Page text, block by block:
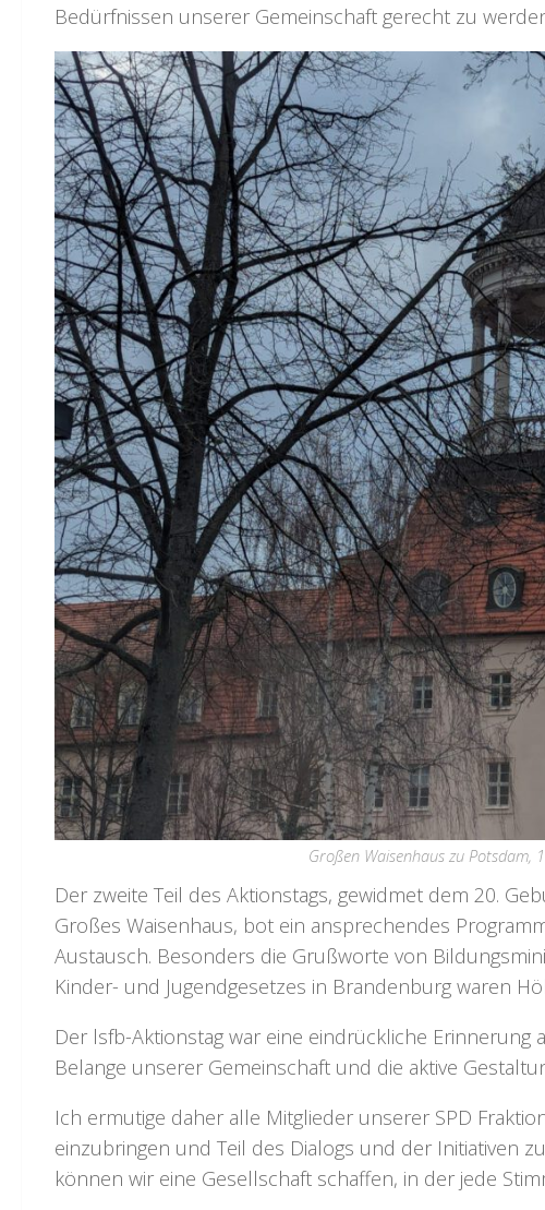
Bedürfnissen unserer Gemeinschaft gerecht zu
Großen Waisenhaus zu Potsdam,
Der zweite Teil des Aktionstags, gewidmet dem 20.
Großes Waisenhaus, bot ein ansprechendes
Austausch. Besonders die Grußworte von
Kinder- und Jugendgesetzes in Brandenburg waren
Der lsfb-Aktionstag war eine eindrückliche
Belange unserer Gemeinschaft und die aktive
Ich ermutige daher alle Mitglieder unserer SPD
einzubringen und Teil des Dialogs und der Initiativen
können wir eine Gesellschaft schaffen, in der jede